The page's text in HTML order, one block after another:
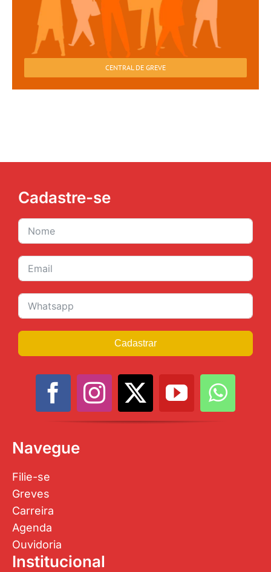
CENTRAL DE GREVE
Cadastre-se
Cadastrar
Navegue
Filie-se
Greves
Carreira
Agenda
Ouvidoria
Institucional